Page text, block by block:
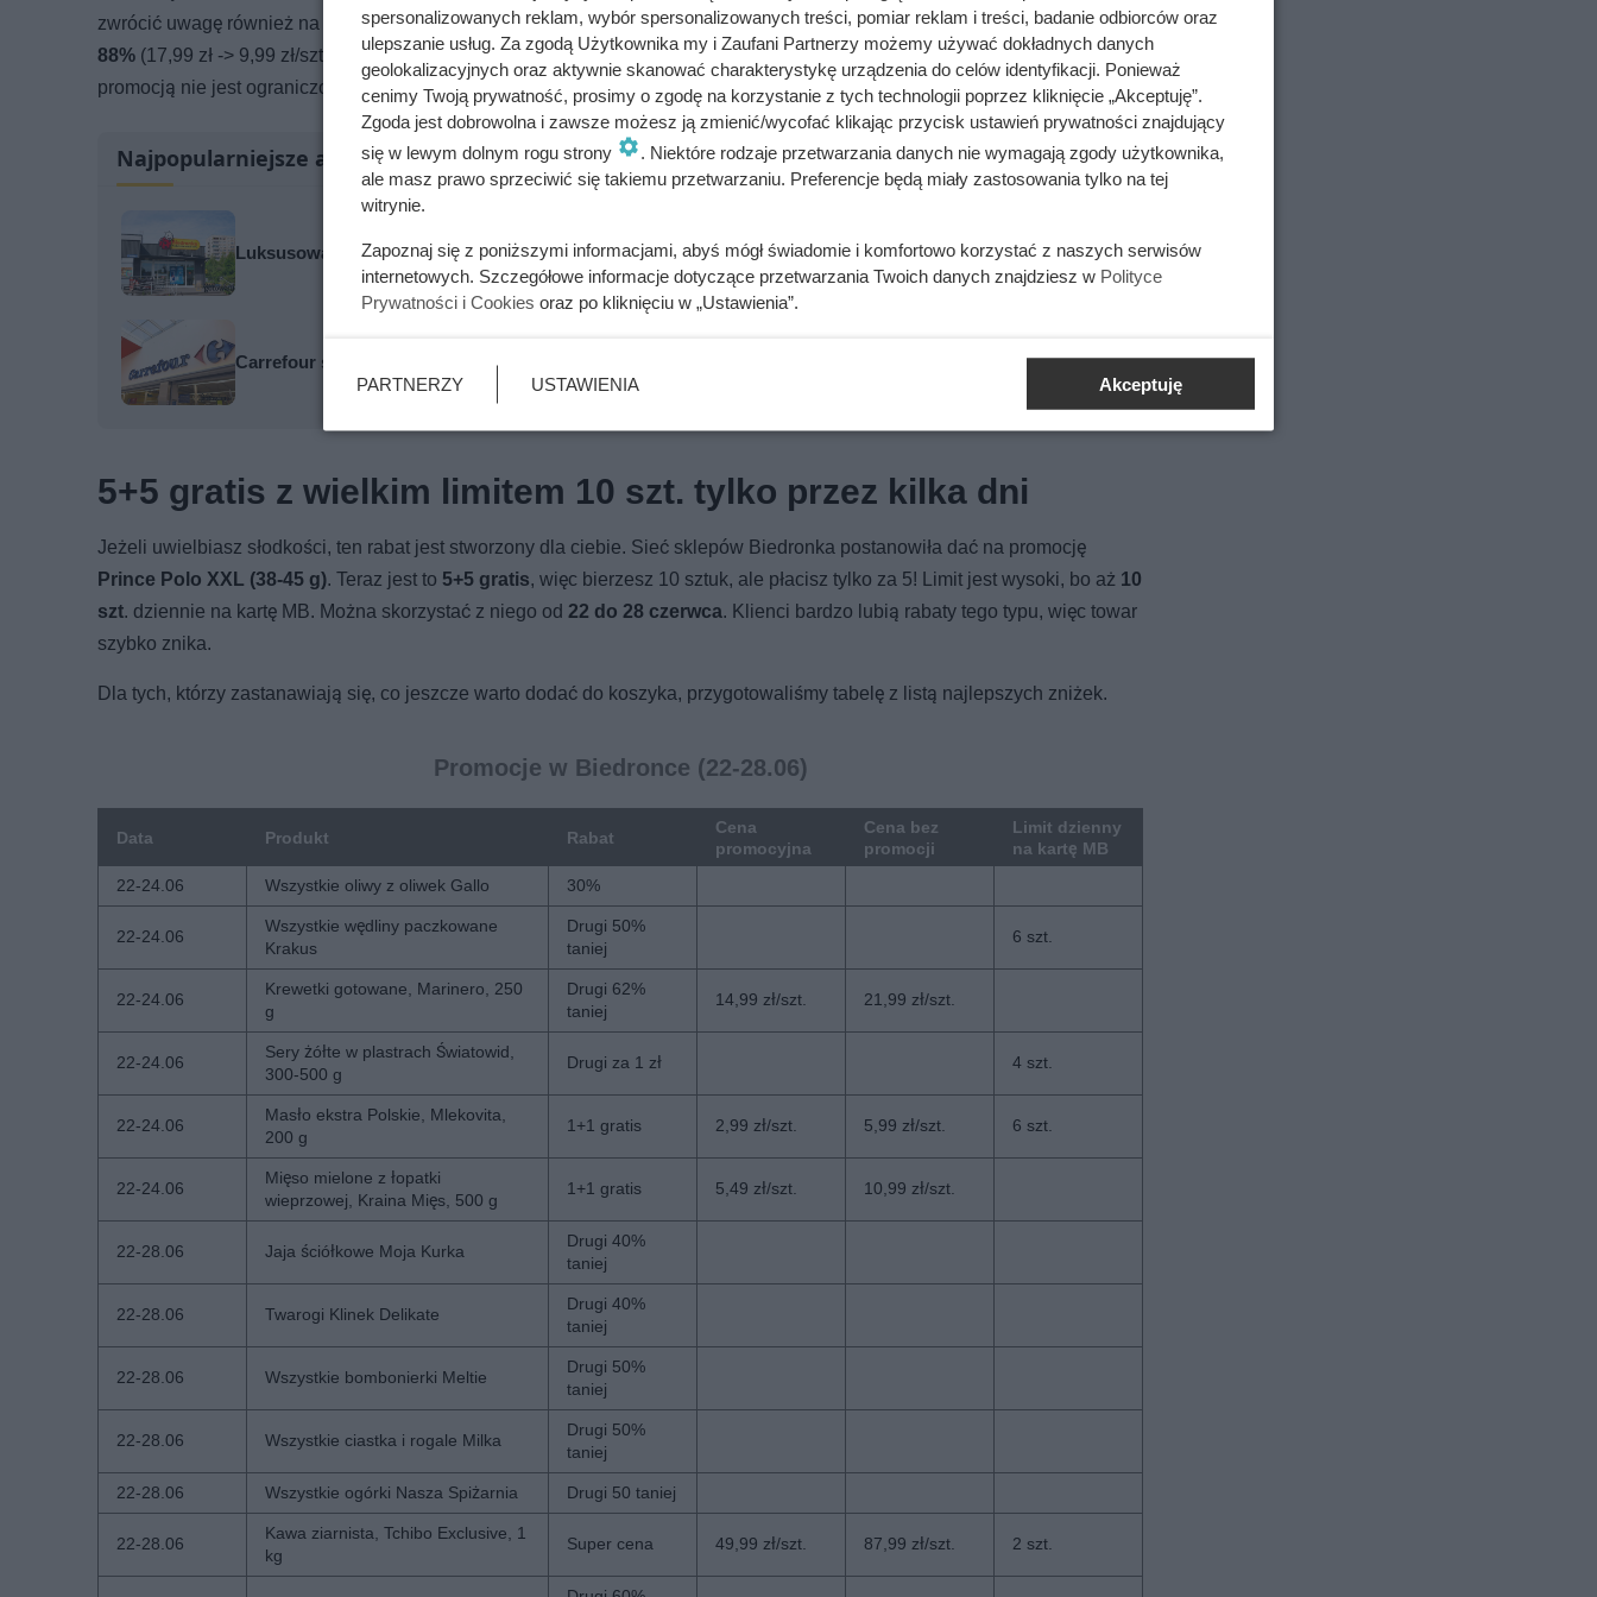
zwrócić uwagę również na
paluszki rybne Family Fish (450 g). Drugie opakowanie można kupić z rabatem sięgającym
88% (17,99 zł -> 9,99 zł/szt.). W tym przypadku nie trzeba posiadać karty lojalnościowej, a liczba produktów objętych
promocją nie jest ograniczona.
Najpopularniejsze artykuły
Luksusowa kawa w cenie, jakiej nie było od bardzo dawna. Klienci Biedronki zachwyceni
Carrefour szaleje z promocjami. Tak taniej kawy dawno nie było!
5+5 gratis z wielkim limitem 10 szt. tylko przez kilka dni
Jeżeli uwielbiasz słodkości, ten rabat jest stworzony dla ciebie. Sieć sklepów Biedronka postanowiła dać na promocję
Prince Polo XXL (38-45 g). Teraz jest to 5+5 gratis, więc bierzesz 10 sztuk, ale płacisz tylko za 5! Limit jest wysoki, bo aż 10
szt. dziennie na kartę MB. Można skorzystać z niego od 22 do 28 czerwca. Klienci bardzo lubią rabaty tego typu, więc towar
szybko znika.
Dla tych, którzy zastanawiają się, co jeszcze warto dodać do koszyka, przygotowaliśmy tabelę z listą najlepszych zniżek.
Promocje w Biedronce (22-28.06)
Data Produkt Rabat
Cena
promocyjna
Cena bez
promocji
Limit dzienny
na kartę MB
22-24.06
Wszystkie oliwy z oliwek Gallo 30%
22-24.06
Wszystkie wędliny paczkowane
Krakus
Drugi 50%
taniej
6 szt.
22-24.06
Krewetki gotowane, Marinero, 250
g
Drugi 62%
taniej
14,99 zł/szt. 21,99 zł/szt.
22-24.06
Sery żółte w plastrach Światowid,
300-500 g
Drugi za 1 zł 4 szt.
22-24.06
Masło ekstra Polskie, Mlekovita,
200 g
1+1 gratis 2,99 zł/szt. 5,99 zł/szt. 6 szt.
22-24.06
Mięso mielone z łopatki
wieprzowej, Kraina Mięs, 500 g
1+1 gratis 5,49 zł/szt. 10,99 zł/szt.
22-28.06 Jaja ściółkowe Moja Kurka
Drugi 40%
taniej
22-28.06 Twarogi Klinek Delikate
Drugi 40%
taniej
22-28.06 Wszystkie bombonierki Meltie
Drugi 50%
taniej
22-28.06 Wszystkie ciastka i rogale Milka
Drugi 50%
taniej
22-28.06 Wszystkie ogórki Nasza Spiżarnia Drugi 50 taniej
22-28.06
Kawa ziarnista, Tchibo Exclusive, 1
kg
Super cena 49,99 zł/szt. 87,99 zł/szt. 2 szt.
spersonalizowanych reklam, wybór spersonalizowanych treści, pomiar reklam i treści, badanie odbiorców oraz
ulepszanie usług. Za zgodą Użytkownika my i Zaufani Partnerzy możemy używać dokładnych danych
geolokalizacyjnych oraz aktywnie skanować charakterystykę urządzenia do celów identyfikacji. Ponieważ
cenimy Twoją prywatność, prosimy o zgodę na korzystanie z tych technologii poprzez kliknięcie „Akceptuję”.
Zgoda jest dobrowolna i zawsze możesz ją zmienić/wycofać klikając przycisk ustawień prywatności znajdujący
się w lewym dolnym rogu strony
. Niektóre rodzaje przetwarzania danych nie wymagają zgody użytkownika,
ale masz prawo sprzeciwić się takiemu przetwarzaniu. Preferencje będą miały zastosowania tylko na tej
witrynie.
Zapoznaj się z poniższymi informacjami, abyś mógł świadomie i komfortowo korzystać z naszych serwisów
internetowych. Szczegółowe informacje dotyczące przetwarzania Twoich danych znajdziesz w Polityce
Prywatności i Cookies oraz po kliknięciu w „Ustawienia”.
PARTNERZY USTAWIENIA Akceptuję